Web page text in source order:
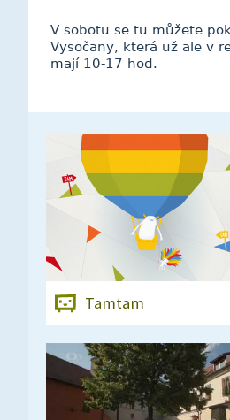
V sobotu se tu můžete
Vysočany, která už ale v
mají 10-17 hod.
Tamtam